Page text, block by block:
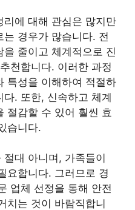
에 대해 관심은 많지만
경우가 많습니다. 전
줄이고 체계적으로 진
천합니다. 이러한 과정
특성을 이해하여 적절하
. 또한, 신속하고 체계
절감할 수 있어 훨씬 효
습니다.
대 아니며, 가족들이
요합니다. 그러므로 경
업체 선정을 통해 안전
치는 것이 바람직합니